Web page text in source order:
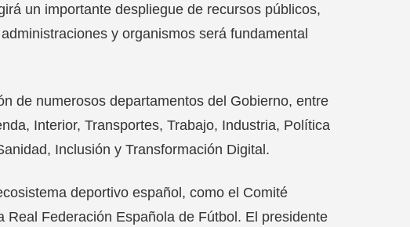
un importante despliegue de recursos públicos,
y organismos será fundamental
de numerosos departamentos del Gobierno, entre
Interior, Transportes, Trabajo, Industria, Política
Inclusión y Transformación Digital.
deportivo español, como el Comité
Federación Española de Fútbol. El presidente